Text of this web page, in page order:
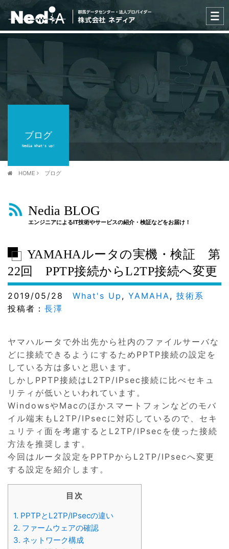
ブログ
Nedia What's up!
HOME ブログ
Nedia BLOG
エンジニアによるIT技術やサービスの紹介・検証などをお届け！
YAMAHAルータの実機・検証 第
22回 PPTP接続からL2TP接続へ変更
2019/05/28 What's Up , YAMAHA, 技術系
投稿者： 長澤
ヤマハルータで外出先から社内のファイルサーバな
どに接続できるようにするためPPTP接続の設定を
している方は多いと思います。
しかしPPTP接続はL2TP/IPsec接続に比べセキュ
リティが低いといわれています。
WindowsやMacのほかスマートフォンなどのモバ
イル端末もL2TP/IPsecに対応しているので、セキ
ュリティ面を考慮するとL2TP/IPsecを使った接続
方法を推奨します。
今回はルータ設定をPPTPからL2TP/IPsecへ変更
する設定を紹介します。
目次
1. PPTPとL2TP/IPsecの違い
2. ファームウェアの確認
3. ネットワーク構成